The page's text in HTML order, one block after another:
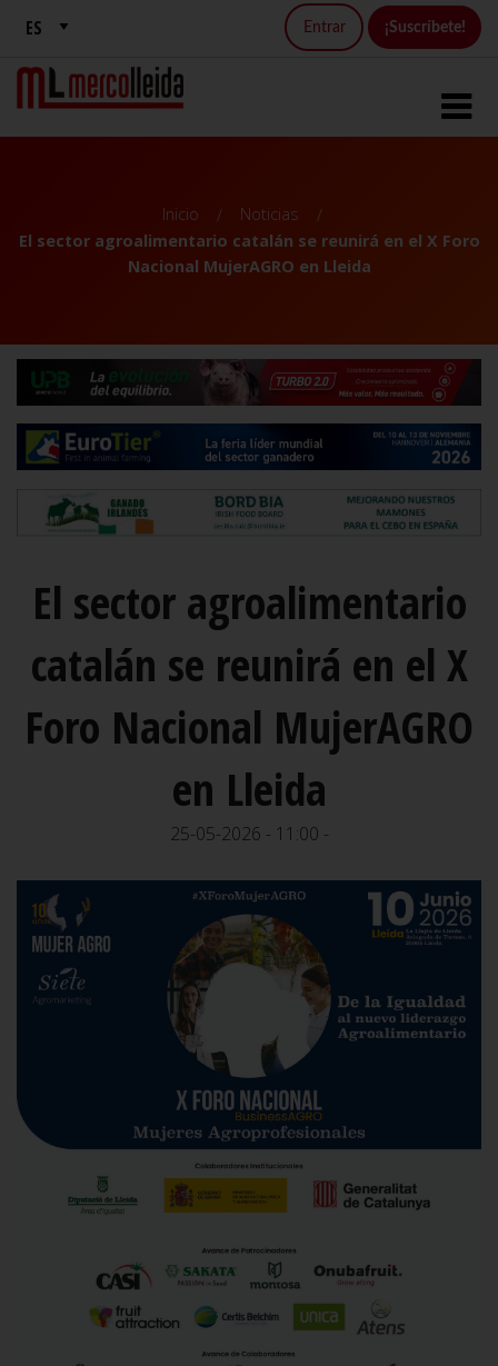
Entrar ¡Suscríbete!
Inicio
Noticias
El sector agroalimentario catalán se reunirá en el X Foro
Nacional MujerAGRO en Lleida
El sector agroalimentario
catalán se reunirá en el X
Foro Nacional MujerAGRO
en Lleida
25-05-2026 - 11:00 -